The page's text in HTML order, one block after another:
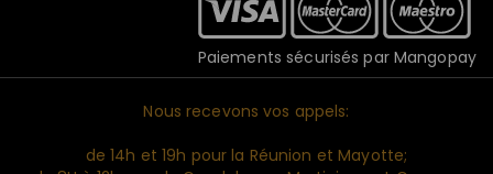
Paiements sécurisés par Mangopay
Nous recevons vos appels:
de 14h et 19h pour la Réunion et Mayotte;